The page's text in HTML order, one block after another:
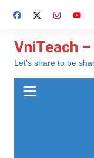
đến
dung
VniTeach
Let's share to be